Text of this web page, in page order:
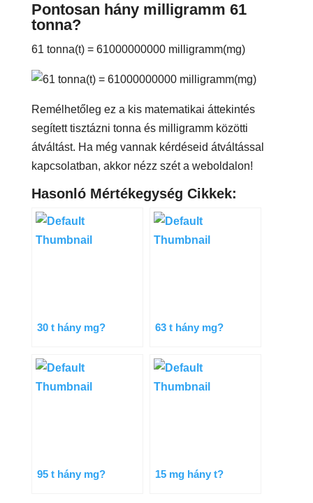
Pontosan hány milligramm 61
tonna?
61 tonna(t) = 61000000000 milligramm(mg)
Remélhetőleg ez a kis matematikai áttekintés
segített tisztázni tonna és milligramm közötti
átváltást. Ha még vannak kérdéseid átváltással
kapcsolatban, akkor nézz szét a weboldalon!
Hasonló Mértékegység Cikkek:
30 t hány mg? 63 t hány mg?
95 t hány mg? 15 mg hány t?